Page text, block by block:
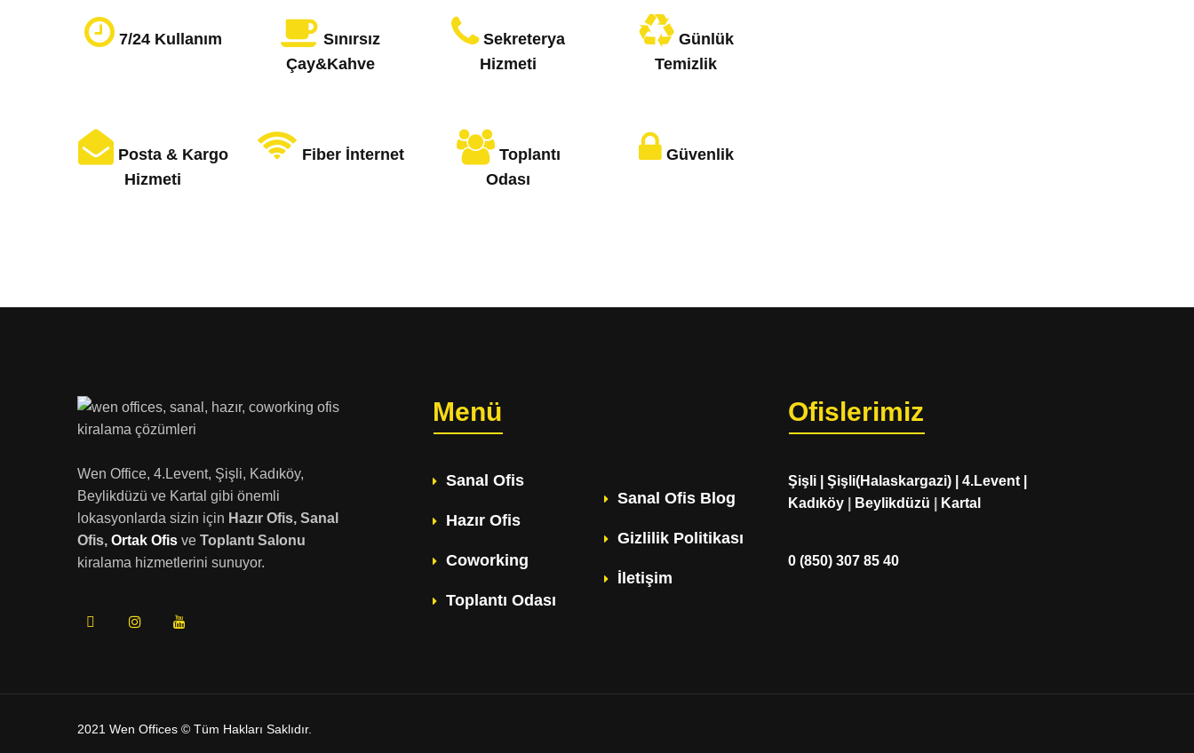
7/24 Kullanım
Sınırsız
Çay&Kahve
Sekreterya
Hizmeti
Günlük
Temizlik
Posta & Kargo
Hizmeti
Fiber İnternet
Toplantı
Odası
Güvenlik
Wen Office, 4.Levent, Şişli, Kadıköy,
Beylikdüzü ve Kartal gibi önemli
lokasyonlarda sizin için Hazır Ofis, Sanal
Ofis, Ortak Ofis ve Toplantı Salonu
kiralama hizmetlerini sunuyor.
Menü
Sanal Ofis
Hazır Ofis
Coworking
Toplantı Odası
Sanal Ofis Blog
Gizlilik Politikası
İletişim
Ofislerimiz
Şişli Şişli(Halaskargazi) 4.Levent
Kadıköy
Beylikdüzü Kartal
0 (850) 307 85 40
2021 Wen Offices © Tüm Hakları Saklıdır.